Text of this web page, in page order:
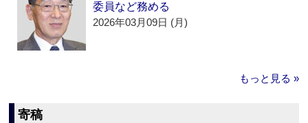
委員など務める
2026年03月09日 (月)
もっと見る »
寄稿